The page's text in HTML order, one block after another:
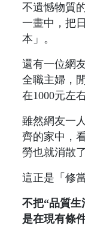
不遺憾物質
一畫中，把
本」。
還有一位網
全職主婦，
在1000元左
雖然網友一
齊的家中，
勞也就消散了
這正是「修
不把“品質生
是在現有條